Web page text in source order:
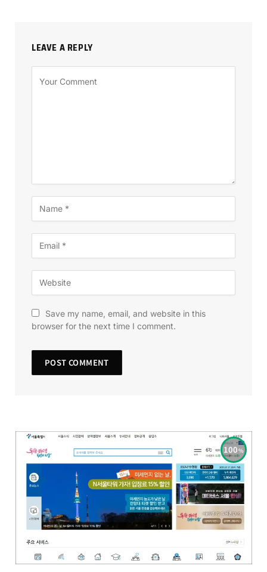
LEAVE A REPLY
Save my name, email, and website in this
browser for the next time I comment.
100